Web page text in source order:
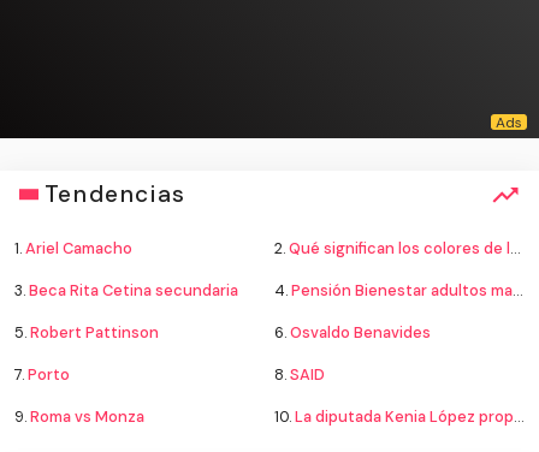
Tendencias
1.Ariel Camacho 2.Qué significan los colores de la bandera
3.Beca Rita Cetina secundaria 4.Pensión Bienestar adultos mayores
5.Robert Pattinson 6.Osvaldo Benavides
7.Porto 8.SAID
9.Roma vs Monza 10.La diputada Kenia López propone cambiar el nombre del país a México